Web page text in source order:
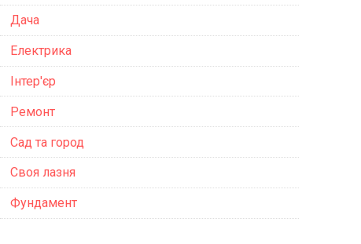
Дача
Електрика
Інтер'єр
Ремонт
Сад та город
Своя лазня
Фундамент